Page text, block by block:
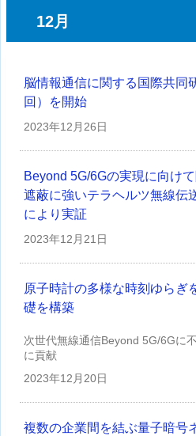
12月
脳情報通信に関する国際共同
回）を開始
2023年12月26日
Beyond 5G/6Gの実現に向け
遮蔽に強いテラヘルツ無線伝
により実証
2023年12月21日
原子時計の多様な時刻ゆらぎ
礎を構築
次世代無線通信Beyond 5G/6Gに
に貢献
2023年12月20日
複数の企業間を結ぶ量子暗号